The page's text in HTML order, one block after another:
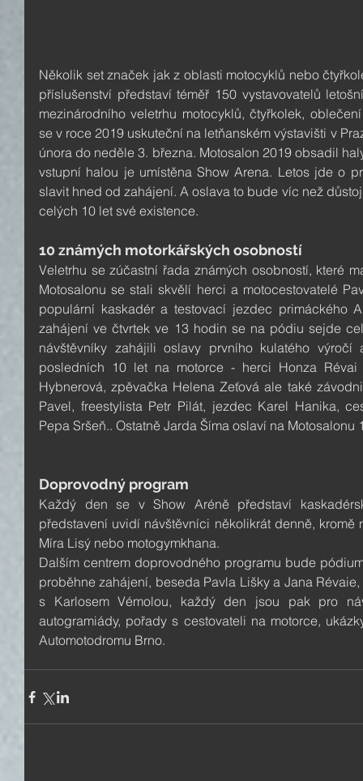
Několik set značek jak z oblasti motocyklů nebo
příslušenství představí téměř 150 vystavovatelů
mezinárodního veletrhu motocyklů, čtyřkolek,
se v roce 2019 uskuteční na letňanském výstavišti v
února do neděle 3. března. Motosalon 2019 obsadil
vstupní halou je umístěna Show Arena. Letos jde o
slavit hned od zahájení. A oslava to bude víc než
celých 10 let své existence.
10 známých motorkářských osobností
Veletrhu se zúčastní řada známých osobností, které
Motosalonu se stali skvělí herci a motocestovatelé
populární kaskadér a testovací jezdec primáckého
zahájení ve čtvrtek ve 13 hodin se na pódiu sejde
návštěvníky zahájili oslavy prvního kulatého
posledních 10 let na motorce - herci Honza
Hybnerová, zpěvačka Helena Zeťová ale také
Pavel, freestylista Petr Pilát, jezdec Karel Hanika,
Pepa Sršeň.. Ostatně Jarda Šíma oslaví na Motosalonu
Doprovodný program
Každý den se v Show Aréně představí
představení uvidí návštěvníci několikrát denně,
Míra Lisý nebo motogymkhana.
Dalším centrem doprovodného programu bude
proběhne zahájení, beseda Pavla Lišky a Jana
s Karlosem Vémolou, každý den jsou pak pro
autogramiády, pořady s cestovateli na motorce,
Automotodromu Brno.